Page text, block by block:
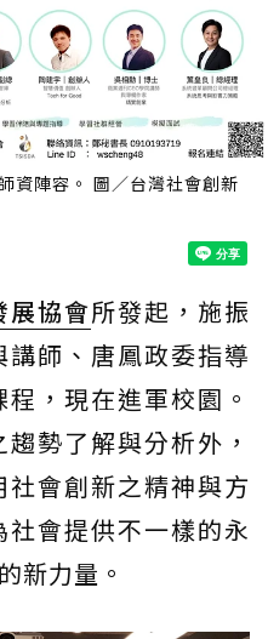
資陣容。 圖／台灣社會創新
展協會所發起，施振
師、唐鳳政委指導
，現在進軍校園。
勢了解與分析外，
會創新之精神與方
會提供不一樣的永
新力量。